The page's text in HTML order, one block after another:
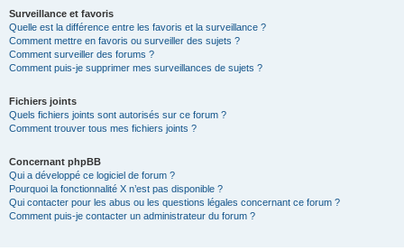
Surveillance et favoris
Quelle est la différence entre les favoris et la surveillance ?
Comment mettre en favoris ou surveiller des sujets ?
Comment surveiller des forums ?
Comment puis-je supprimer mes surveillances de sujets ?
Fichiers joints
Quels fichiers joints sont autorisés sur ce forum ?
Comment trouver tous mes fichiers joints ?
Concernant phpBB
Qui a développé ce logiciel de forum ?
Pourquoi la fonctionnalité X n’est pas disponible ?
Qui contacter pour les abus ou les questions légales concernant ce forum ?
Comment puis-je contacter un administrateur du forum ?